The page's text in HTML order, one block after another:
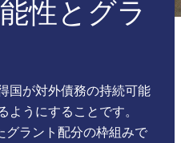
性とグラ
国が対外債務の持続可能
うにすることです。
グラント配分の枠組みで